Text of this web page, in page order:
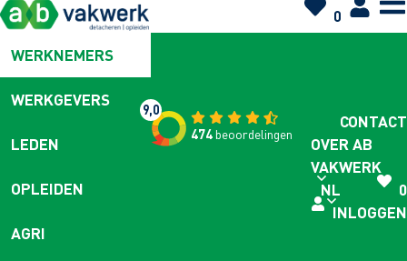
0
WERKNEMERS
WERKGEVERS
LEDEN
OPLEIDEN
AGRI
9,0
474beoordelingen
CONTACT
OVER AB
VAKWERK
NL
0
INLOGGEN